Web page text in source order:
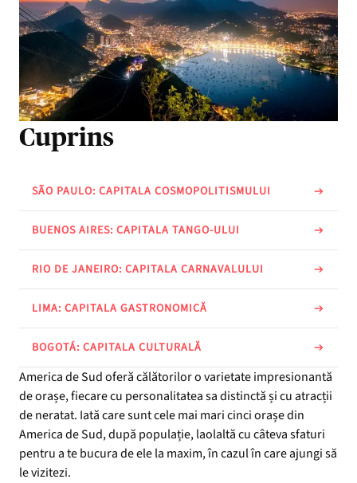
Cuprins
SÃO PAULO: CAPITALA COSMOPOLITISMULUI
BUENOS AIRES: CAPITALA TANGO-ULUI
RIO DE JANEIRO: CAPITALA CARNAVALULUI
LIMA: CAPITALA GASTRONOMICĂ
BOGOTÁ: CAPITALA CULTURALĂ
America de Sud oferă călătorilor o varietate impresionantă
de orașe, fiecare cu personalitatea sa distinctă și cu atracții
de neratat. Iată care sunt cele mai mari cinci orașe din
America de Sud, după populație, laolaltă cu câteva sfaturi
pentru a te bucura de ele la maxim, în cazul în care ajungi să
le vizitezi.